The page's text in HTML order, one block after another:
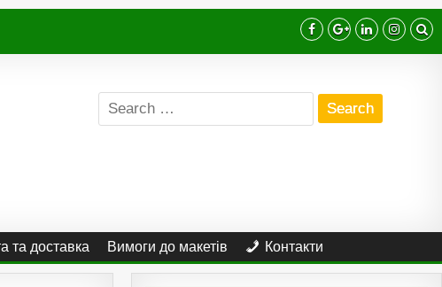
Search
for:
та доставка Вимоги до макетів Контакти